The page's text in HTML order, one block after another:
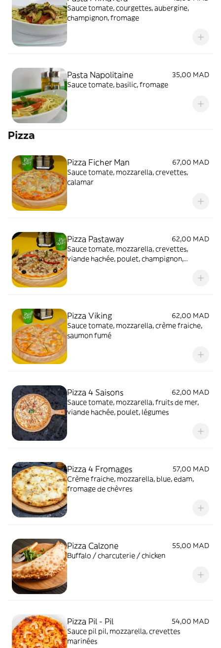
Sauce tomate, courgettes, aubergine,
champignon, fromage
Pasta Napolitaine
35,00 MAD
Sauce tomate, basilic, fromage
Pizza
Pizza Ficher Man
67,00 MAD
Sauce tomate, mozzarella, crevettes,
calamar
Pizza Pastaway
62,00 MAD
Sauce tomate, mozzarella, crevettes,
viande hachée, poulet, champignon,
Pizza Viking
62,00 MAD
Sauce tomate, mozzarella, crème fraiche,
saumon fumé
Pizza 4 Saisons
62,00 MAD
Sauce tomate, mozzarella, fruits de mer,
viande hachée, poulet, légumes
Pizza 4 Fromages
57,00 MAD
Crème fraiche, mozzarella, blue, edam,
fromage de chèvres
Pizza Calzone
55,00 MAD
Buffalo / charcuterie / chicken
Pizza Pil - Pil
54,00 MAD
Sauce pil pil, mozzarella, crevettes
marinées